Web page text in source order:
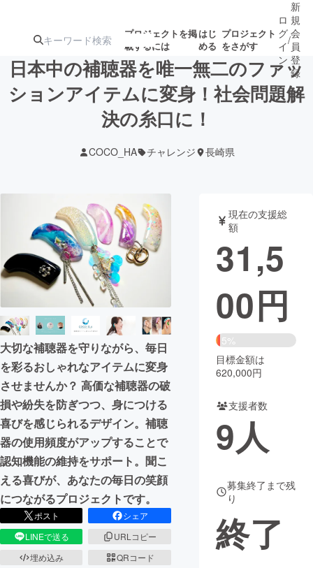
プロジェクトを掲
載するには
はじ
める
プロジェクト
をさがす
注目の新着プロ募集終了が近いプ
テクノロジー・ガジェット
映像・映画 書籍・雑誌
ビジネス・起業 チャレンジ
まちづくり・地域活性化
CAMPFIRE for Social Good CAMPFIRE Creation
CAMPFIREふるさと納税machi-ya コミュニティ
ロ
グ
イ
ン
/
新
規
会
員
登
録
日本中の補聴器を唯一無二のファッ
ションアイテムに変身！社会問題解
決の糸口に！
COCO_HA チャレンジ 長崎県
大切な補聴器を守りながら、毎日
を彩るおしゃれなアイテムに変身
させませんか？ 高価な補聴器の破
損や紛失を防ぎつつ、身につける
喜びを感じられるデザイン。補聴
器の使用頻度がアップすることで
認知機能の維持をサポート。聞こ
える喜びが、あなたの毎日の笑顔
につながるプロジェクトです。
ポスト
シェア
LINEで送る
URLコピー
埋め込み
QRコード
現在の支援総
額
31,5
00円
5%
目標金額は
620,000円
支援者数
9人
募集終了まで残
り
終了